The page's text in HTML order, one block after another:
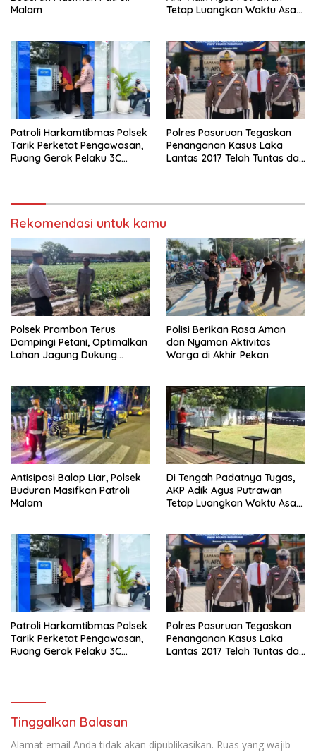
Malam
Tetap Luangkan Waktu Asah
Patroli Harkamtibmas Polsek
Tarik Perketat Pengawasan,
Ruang Gerak Pelaku 3C
Polres Pasuruan Tegaskan
Penanganan Kasus Laka
Lantas 2017 Telah Tuntas dan
Rekomendasi untuk kamu
Polsek Prambon Terus
Dampingi Petani, Optimalkan
Lahan Jagung Dukung
Polisi Berikan Rasa Aman
dan Nyaman Aktivitas
Warga di Akhir Pekan
Antisipasi Balap Liar, Polsek
Buduran Masifkan Patroli
Malam
Di Tengah Padatnya Tugas,
AKP Adik Agus Putrawan
Tetap Luangkan Waktu Asah
Patroli Harkamtibmas Polsek
Tarik Perketat Pengawasan,
Ruang Gerak Pelaku 3C
Polres Pasuruan Tegaskan
Penanganan Kasus Laka
Lantas 2017 Telah Tuntas dan
Tinggalkan Balasan
Alamat email Anda tidak akan dipublikasikan. Ruas yang wajib